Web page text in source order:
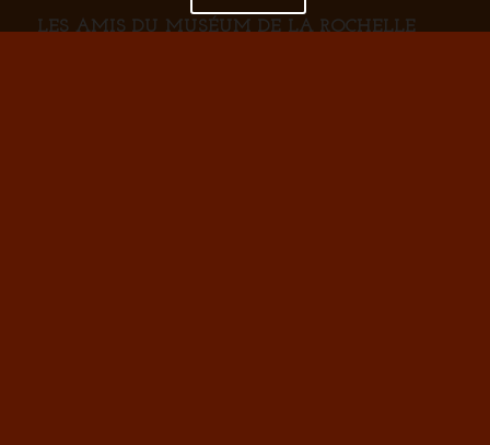
LES AMIS DU MUSÉUM DE LA ROCHELLE